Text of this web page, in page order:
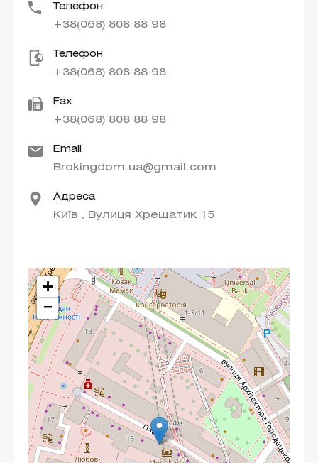
Телефон
+38(068) 808 88 98
Телефон
+38(068) 808 88 98
Fax
+38(068) 808 88 98
Email
Brokingdom.ua@gmail.com
Адреса
Київ , Вулиця Хрещатик 15
+
−